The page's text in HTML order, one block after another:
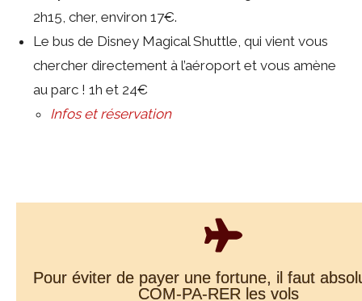
2h15, cher, environ 17€.
Le bus de Disney Magical Shuttle, qui vient vous
chercher directement à l’aéroport et vous amène
au parc ! 1h et 24€
Infos et réservation
Pour éviter de payer une fortune, il faut
COM-PA-RER les vols